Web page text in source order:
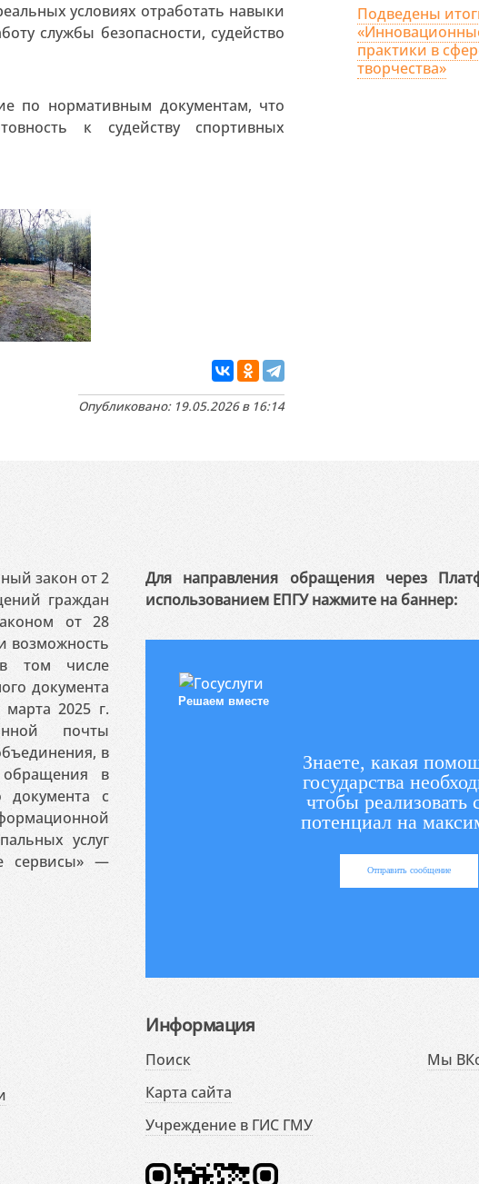
условиях отработать навыки
службы безопасности, судейство
по нормативным документам, что
к судейству спортивных
Опубликовано: 19.05.2026 в 16:14
Подведены
практики в
творчества»
закон от 2
граждан
от 28
возможность
том числе
документа
2025 г.
почты
в
в
с
услуг
сервисы» —
Для направления обращения через
использованием ЕПГУ нажмите на баннер:
Решаем вместе
Знаете, какая
государства
чтобы реализовать
потенциал на
Отправить сообщение
Информация
Поиск
Карта сайта
Учреждение в ГИС ГМУ
Мы